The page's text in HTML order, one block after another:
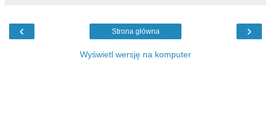
‹ ›
Strona główna
Wyświetl wersję na komputer